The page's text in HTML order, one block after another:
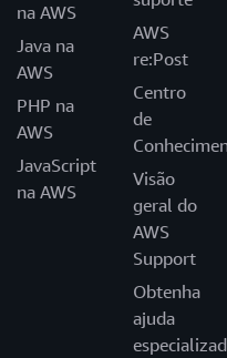
na AWS
Java na
AWS
PHP na
AWS
JavaScript
na AWS
AWS
re:Post
Centro
de
Visão
geral do
AWS
Support
Obtenha
ajuda